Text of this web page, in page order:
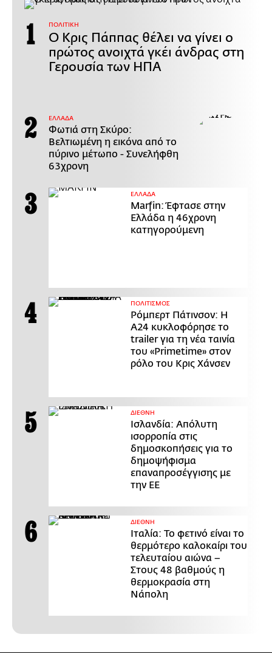
ΠΟΛΙΤΙΚΗ
Ο Κρις Πάππας θέλει να γίνει ο
πρώτος ανοιχτά γκέι άνδρας στη
Γερουσία των ΗΠΑ
ΕΛΛΑΔΑ
Φωτιά στη Σκύρο:
Βελτιωμένη η εικόνα από το
πύρινο μέτωπο - Συνελήφθη
63χρονη
ΕΛΛΑΔΑ
Marfin: Έφτασε στην
Ελλάδα η 46χρονη
κατηγορούμενη
ΠΟΛΙΤΙΣΜΟΣ
Ρόμπερτ Πάτινσον: Η
Α24 κυκλοφόρησε το
trailer για τη νέα ταινία
του «Primetime» στον
ρόλο του Κρις Χάνσεν
ΔΙΕΘΝΗ
Ισλανδία: Απόλυτη
ισορροπία στις
δημοσκοπήσεις για το
δημοψήφισμα
επαναπροσέγγισης με
την ΕΕ
ΔΙΕΘΝΗ
Ιταλία: Το φετινό είναι το
θερμότερο καλοκαίρι του
τελευταίου αιώνα –
Στους 48 βαθμούς η
θερμοκρασία στη
Νάπολη